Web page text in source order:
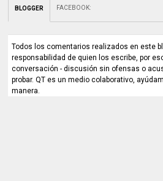
BLOGGER FACEBOOK:
Todos los comentarios realizados en este
responsabilidad de quien los escribe, por
conversación - discusión sin ofensas o
probar. QT es un medio colaborativo,
manera.